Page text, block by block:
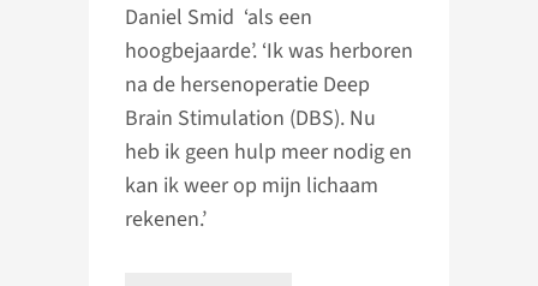
Daniel Smid ‘als een
hoogbejaarde’. ‘Ik was herboren
na de hersenoperatie Deep
Brain Stimulation (DBS). Nu
heb ik geen hulp meer nodig en
kan ik weer op mijn lichaam
rekenen.’